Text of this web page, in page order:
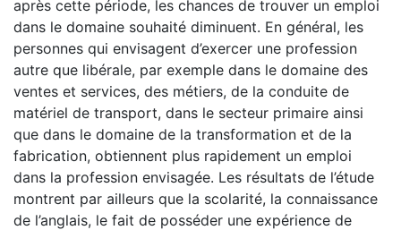
après cette période, les chances de trouver un emploi
dans le domaine souhaité diminuent. En général, les
personnes qui envisagent d’exercer une profession
autre que libérale, par exemple dans le domaine des
ventes et services, des métiers, de la conduite de
matériel de transport, dans le secteur primaire ainsi
que dans le domaine de la transformation et de la
fabrication, obtiennent plus rapidement un emploi
dans la profession envisagée. Les résultats de l’étude
montrent par ailleurs que la scolarité, la connaissance
de l’anglais, le fait de posséder une expérience de